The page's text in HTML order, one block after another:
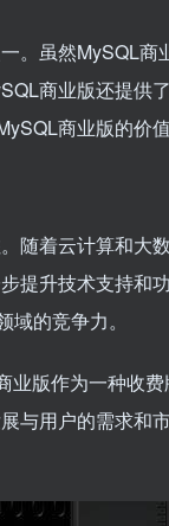
。虽然MySQL
商业版还提供
商业版的价
随着云计算和大
提升技术支持和
的竞争力。
版作为一种收
与用户的需求和